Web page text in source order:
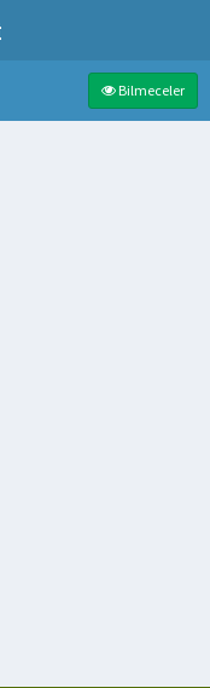
Bilmeceler